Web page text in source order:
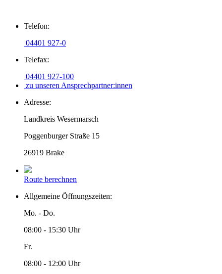
Inhalt
Telefon:
04401 927-0
Telefax:
04401 927-100
zu unseren Ansprechpartner:innen
Adresse:
Landkreis Wesermarsch
Poggenburger Straße 15
26919 Brake
Route berechnen
Allgemeine Öffnungszeiten:
Mo. - Do.
08:00 - 15:30 Uhr
Fr.
08:00 - 12:00 Uhr